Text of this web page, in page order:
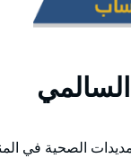
الصحية في